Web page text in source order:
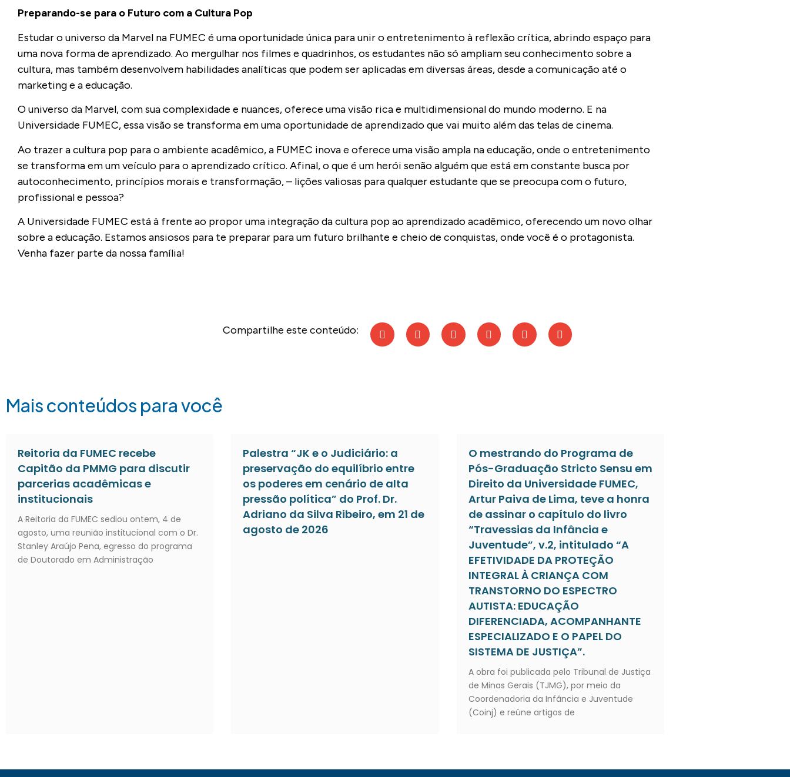
Preparando-se para o Futuro com a Cultura Pop
Estudar o universo da Marvel na FUMEC é uma oportunidade única para unir o entretenimento à reflexão crítica, abrindo espaço para
uma nova forma de aprendizado. Ao mergulhar nos filmes e quadrinhos, os estudantes não só ampliam seu conhecimento sobre a
cultura, mas também desenvolvem habilidades analíticas que podem ser aplicadas em diversas áreas, desde a comunicação até o
marketing e a educação.
O universo da Marvel, com sua complexidade e nuances, oferece uma visão rica e multidimensional do mundo moderno. E na
Universidade FUMEC, essa visão se transforma em uma oportunidade de aprendizado que vai muito além das telas de cinema.
Ao trazer a cultura pop para o ambiente acadêmico, a FUMEC inova e oferece uma visão ampla na educação, onde o entretenimento
se transforma em um veículo para o aprendizado crítico. Afinal, o que é um herói senão alguém que está em constante busca por
autoconhecimento, princípios morais e transformação, – lições valiosas para qualquer estudante que se preocupa com o futuro,
profissional e pessoa?
A Universidade FUMEC está à frente ao propor uma integração da cultura pop ao aprendizado acadêmico, oferecendo um novo olhar
sobre a educação. Estamos ansiosos para te preparar para um futuro brilhante e cheio de conquistas, onde você é o protagonista.
Venha fazer parte da nossa família!
Compartilhe este conteúdo:
Mais conteúdos para você
Reitoria da FUMEC recebe
Capitão da PMMG para discutir
parcerias acadêmicas e
institucionais
A Reitoria da FUMEC sediou ontem, 4 de
agosto, uma reunião institucional com o Dr.
Stanley Araújo Pena, egresso do programa
de Doutorado em Administração
Palestra “JK e o Judiciário: a
preservação do equilíbrio entre
os poderes em cenário de alta
pressão política” do Prof. Dr.
Adriano da Silva Ribeiro, em 21 de
agosto de 2026
O mestrando do Programa de
Pós-Graduação Stricto Sensu em
Direito da Universidade FUMEC,
Artur Paiva de Lima, teve a honra
de assinar o capítulo do livro
“Travessias da Infância e
Juventude”, v.2, intitulado “A
EFETIVIDADE DA PROTEÇÃO
INTEGRAL À CRIANÇA COM
TRANSTORNO DO ESPECTRO
AUTISTA: EDUCAÇÃO
DIFERENCIADA, ACOMPANHANTE
ESPECIALIZADO E O PAPEL DO
SISTEMA DE JUSTIÇA”.
A obra foi publicada pelo Tribunal de Justiça
de Minas Gerais (TJMG), por meio da
Coordenadoria da Infância e Juventude
(Coinj) e reúne artigos de